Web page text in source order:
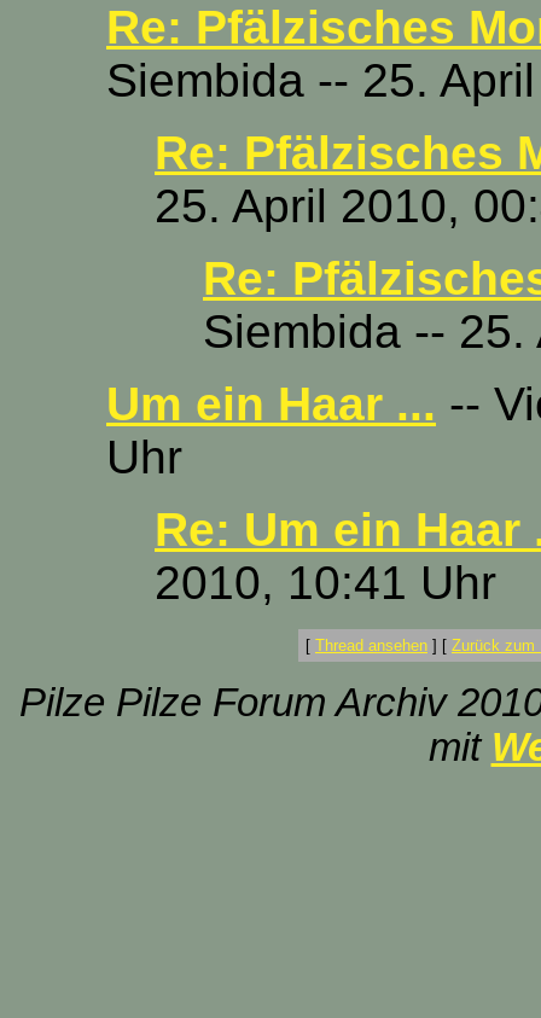
Re: Pfälzisches
Siembida -- 25.
Re: Pfälzisches
25. April 2010,
Re:
Siembida --
Um ein Haar ... --
Uhr
Re: Um ein Haar
2010, 10:41 Uhr
[ Thread ansehen ] [ Zurück zum
Pilze Pilze Forum Archiv
mit